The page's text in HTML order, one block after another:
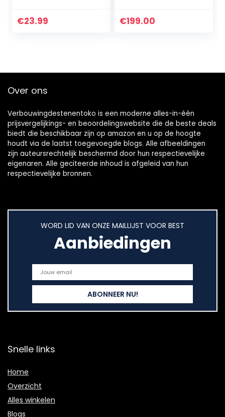
€23.99
1200 rpm,
€199.00
Over ons
Verbouwingdestenentoko is een moderne alles-in-één
prijsvergelijkings- en beoordelingswebsite die de beste deals
biedt die beschikbaar zijn op amazon en u op de hoogte
houdt via de laatst toegevoegde blogs. Alle afbeeldingen
zijn auteursrechtelijk beschermd door hun respectievelijke
eigenaren. Alle geciteerde inhoud is afgeleid van hun
respectievelijke bronnen.
WORD LID VAN ONZE MAILLIJST VOOR BEST
Aanbiedingen
Snelle links
Home
Overzicht
Alles winkelen
Blogs